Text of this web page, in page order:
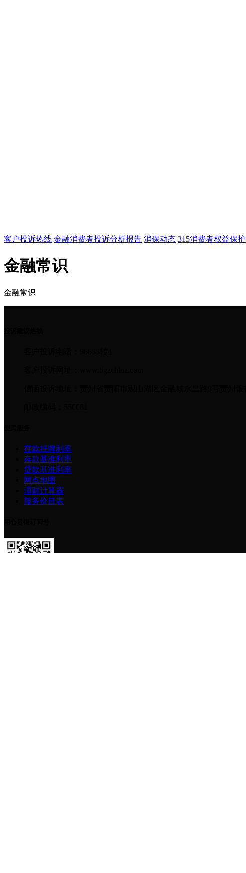
客户投诉热线 金融消费者投诉分析报告 消保动态 315消费者权益保护
金融常识
金融常识
存款挂牌利率
存款基准利率
贷款基准利率
网点地图
理财计算器
服务价目表